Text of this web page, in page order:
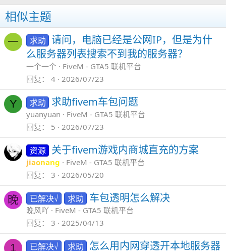
相似主题
一 求助 请问，电脑已经是公网IP，但是为什
么服务器列表搜索不到我的服务器？
一个一个
FiveM - GTA5 联机平台
回复
4 2026/07/23
Y 求助 求助fivem车包问题
yuanyuan
FiveM - GTA5 联机平台
回复
5 2026/07/23
资源 关于fivem游戏内商城直充的方案
jiaonang
FiveM - GTA5 联机平台
回复
3 2026/05/20
晚 已解决√ 求助 车包透明怎么解决
晚风吖
FiveM - GTA5 联机平台
回复
3 2025/04/13
1 已解决√ 求助 怎么用内网穿透开本地服务器